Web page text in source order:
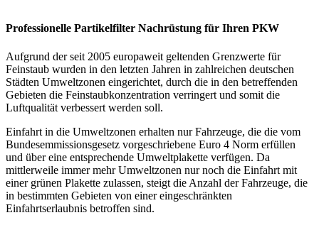
Professionelle Partikelfilter Nachrüstung für Ihren PKW
Aufgrund der seit 2005 europaweit geltenden Grenzwerte für
Feinstaub wurden in den letzten Jahren in zahlreichen deutschen
Städten Umweltzonen eingerichtet, durch die in den betreffenden
Gebieten die Feinstaubkonzentration verringert und somit die
Luftqualität verbessert werden soll.
Einfahrt in die Umweltzonen erhalten nur Fahrzeuge, die die vom
Bundesemmissionsgesetz vorgeschriebene Euro 4 Norm erfüllen
und über eine entsprechende Umweltplakette verfügen. Da
mittlerweile immer mehr Umweltzonen nur noch die Einfahrt mit
einer grünen Plakette zulassen, steigt die Anzahl der Fahrzeuge, die
in bestimmten Gebieten von einer eingeschränkten
Einfahrtserlaubnis betroffen sind.